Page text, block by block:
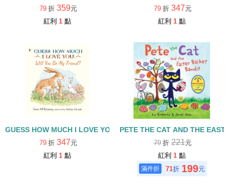
79 折 359元
紅利 1 點
79 折 347元
紅利 1 點
GUESS HOW MUCH I LOVE YOU: WILL YOU BE MY FRIEND?
79 折 347元
紅利 1 點
PETE THE CAT AND THE
79 折221元
紅利 1 點
71折 199元